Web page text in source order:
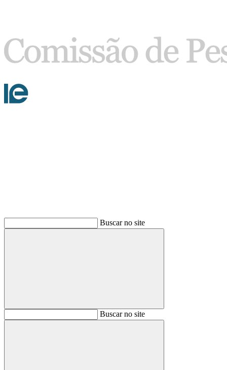
Buscar no site
BuscarBuscar no site